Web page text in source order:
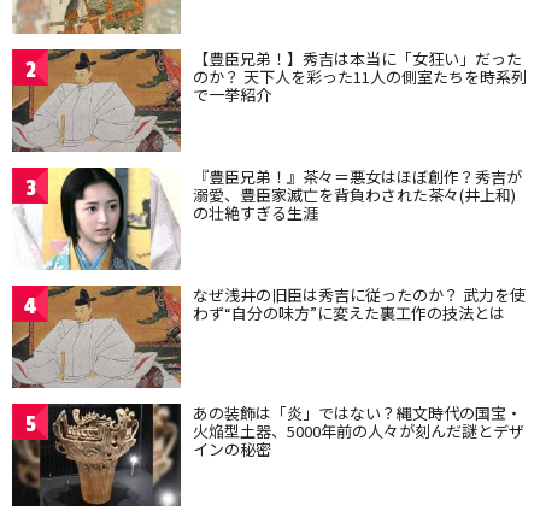
2 【豊臣兄弟！】秀吉は本当に「女狂い」だった
のか？ 天下人を彩った11人の側室たちを時系列
で一挙紹介
3 『豊臣兄弟！』茶々＝悪女はほぼ創作？秀吉が
溺愛、豊臣家滅亡を背負わされた茶々(井上和)
の壮絶すぎる生涯
4 なぜ浅井の旧臣は秀吉に従ったのか？ 武力を使
わず“自分の味方”に変えた裏工作の技法とは
5 あの装飾は「炎」ではない？縄文時代の国宝・
火焔型土器、5000年前の人々が刻んだ謎とデザ
インの秘密